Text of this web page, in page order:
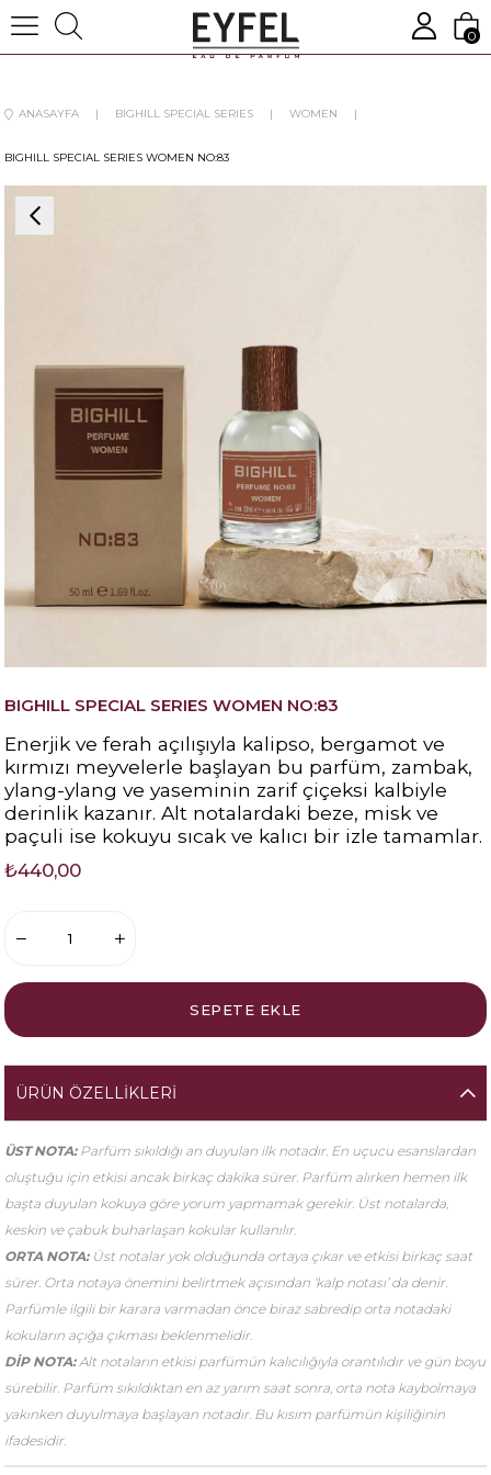
0
ANASAYFA BIGHILL SPECIAL SERIES WOMEN
BIGHILL SPECIAL SERIES WOMEN NO:83
BIGHILL SPECIAL SERIES WOMEN NO:83
Enerjik ve ferah açılışıyla kalipso, bergamot ve
kırmızı meyvelerle başlayan bu parfüm, zambak,
ylang-ylang ve yaseminin zarif çiçeksi kalbiyle
derinlik kazanır. Alt notalardaki beze, misk ve
paçuli ise kokuyu sıcak ve kalıcı bir izle tamamlar.
₺440,00
ÜRÜN ÖZELLIKLERI
ÜST NOTA:Parfüm sıkıldığı an duyulan ilk notadır. En uçucu esanslardan
oluştuğu için etkisi ancak birkaç dakika sürer. Parfüm alırken hemen ilk
başta duyulan kokuya göre yorum yapmamak gerekir. Üst notalarda,
keskin ve çabuk buharlaşan kokular kullanılır.
ORTA NOTA: Üst notalar yok olduğunda ortaya çıkar ve etkisi birkaç saat
sürer. Orta notaya önemini belirtmek açısından ‘kalp notası’ da denir.
Parfümle ilgili bir karara varmadan önce biraz sabredip orta notadaki
kokuların açığa çıkması beklenmelidir.
DİP NOTA:Alt notaların etkisi parfümün kalıcılığıyla orantılıdır ve gün boyu
sürebilir. Parfüm sıkıldıktan en az yarım saat sonra, orta nota kaybolmaya
yakınken duyulmaya başlayan notadır. Bu kısım parfümün kişiliğinin
ifadesidir.